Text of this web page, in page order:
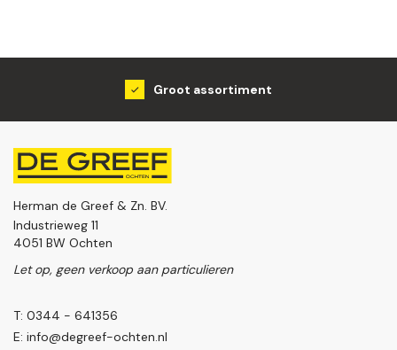
Groot assortiment
Herman de Greef & Zn. BV.
Industrieweg 11
4051 BW Ochten
Let op, geen verkoop aan particulieren
T: 0344 - 641356
E: info@degreef-ochten.nl